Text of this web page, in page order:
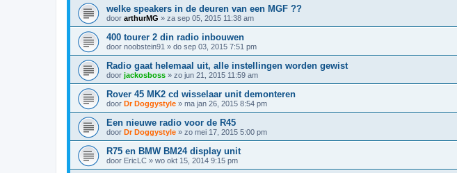
welke speakers in de deuren van een MGF ??
door arthurMG » za sep 05, 2015 11:38 am
400 tourer 2 din radio inbouwen
door noobstein91 » do sep 03, 2015 7:51 pm
Radio gaat helemaal uit, alle instellingen worden gewist
door jackosboss » zo jun 21, 2015 11:59 am
Rover 45 MK2 cd wisselaar unit demonteren
door Dr Doggystyle » ma jan 26, 2015 8:54 pm
Een nieuwe radio voor de R45
door Dr Doggystyle » zo mei 17, 2015 5:00 pm
R75 en BMW BM24 display unit
door EricLC » wo okt 15, 2014 9:15 pm